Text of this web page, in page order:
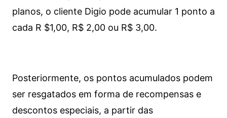
planos, o cliente Digio pode acumular 1 ponto a
cada R $1,00, R$ 2,00 ou R$ 3,00.
Posteriormente, os pontos acumulados podem
ser resgatados em forma de recompensas e
descontos especiais, a partir das